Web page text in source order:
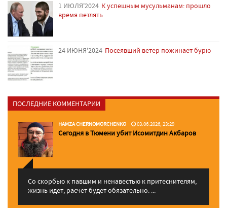
1 ИЮЛЯ'2024 К успешным мусульманам: прошло
время петлять
24 ИЮНЯ'2024 Посеявший ветер пожинает бурю
ПОСЛЕДНИЕ КОММЕНТАРИИ
HAMZA CHERNOMORCHENKO 03.06.2026, 23:29
Сегодня в Тюмени убит Исомитдин Акбаров
Со скорбью к павшим и ненавестью к притеснителям,
жизнь идет, расчет будет обязательно. ...